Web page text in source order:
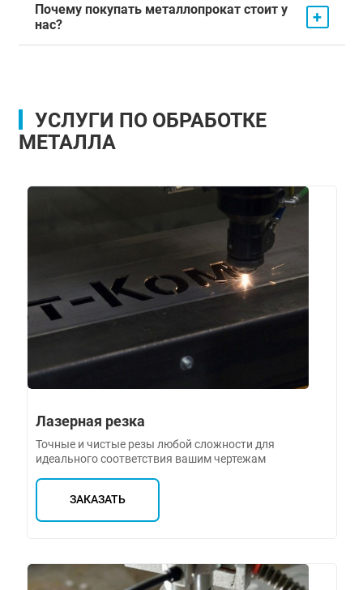
Почему покупать металлопрокат стоит у
нас?
+
УСЛУГИ ПО ОБРАБОТКЕ
МЕТАЛЛА
Лазерная резка
Точные и чистые резы любой сложности для
идеального соответствия вашим чертежам
ЗАКАЗАТЬ